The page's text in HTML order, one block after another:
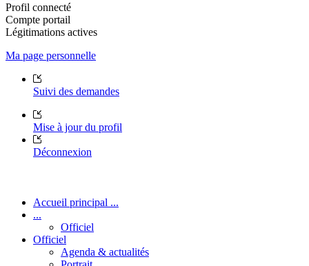
Profil connecté
Compte portail
Légitimations actives
Ma page personnelle
Suivi des demandes
Mise à jour du profil
Déconnexion
Accueil principal ...
...
Officiel
Officiel
Agenda & actualités